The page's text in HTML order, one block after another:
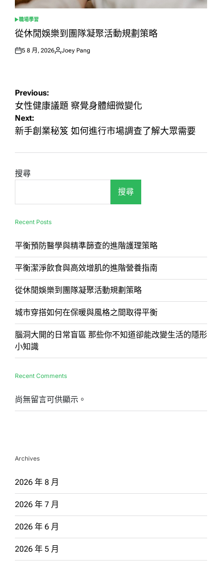
POSTED
IN
職場學習
從休閒娛樂到團隊凝聚活動規劃策略
Posted
5 8 月, 2026
Posted
Joey Pang
文
章
導
覽
Previous:
女性健康議題 察覺身體細微變化
Next:
新手創業秘笈 如何進行市場調查了解大眾需要
搜尋
搜尋
Recent Posts
平衡預防醫學與精準篩查的進階護理策略
平衡潔淨飲食與高效增肌的進階營養指南
從休閒娛樂到團隊凝聚活動規劃策略
城市穿搭如何在保暖與風格之間取得平衡
腦洞大開的日常盲區 那些你不知道卻能改變生活的隱形
小知識
Recent Comments
尚無留言可供顯示。
Archives
2026 年 8 月
2026 年 7 月
2026 年 6 月
2026 年 5 月